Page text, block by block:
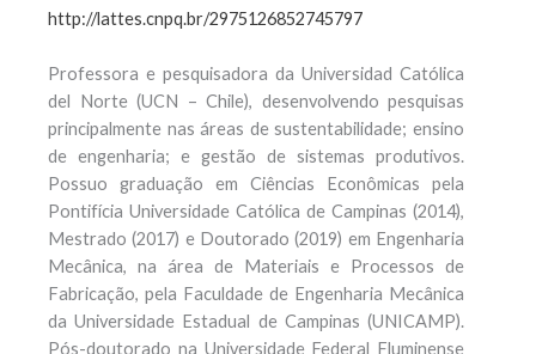
http://lattes.cnpq.br/2975126852745797
Professora e pesquisadora da Universidad Católica
del Norte (UCN – Chile), desenvolvendo pesquisas
principalmente nas áreas de sustentabilidade; ensino
de engenharia; e gestão de sistemas produtivos.
Possuo graduação em Ciências Econômicas pela
Pontifícia Universidade Católica de Campinas (2014),
Mestrado (2017) e Doutorado (2019) em Engenharia
Mecânica, na área de Materiais e Processos de
Fabricação, pela Faculdade de Engenharia Mecânica
da Universidade Estadual de Campinas (UNICAMP).
Pós-doutorado na Universidade Federal Fluminense